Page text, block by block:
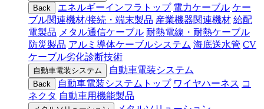
Back エネルギーインフラトップ 電力ケーブル ケー
ブル関連機材/接続・端末製品 産業機器関連機材 給配
電製品 メタル通信ケーブル 耐熱電線・耐熱ケーブル
防災製品 アルミ導体ケーブルシステム 海底送水管 CV
ケーブル劣化診断技術
自動車電装システム 自動車電装システム
Back 自動車電装システムトップ ワイヤハーネス コ
ネクタ 自動車用機能製品